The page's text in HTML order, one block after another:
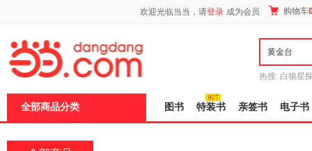
欢迎光临当当，请登录 成为会员 购物车
热搜: 白狼星
全部商品分类 图书 特装书 亲签书 电子书
页